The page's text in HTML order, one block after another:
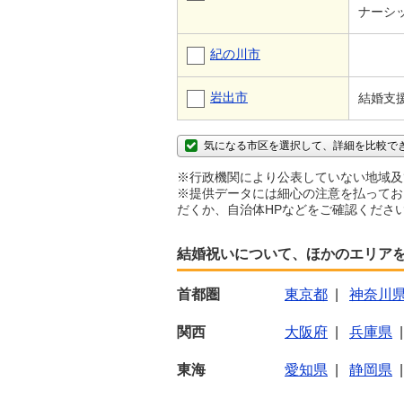
ナーシ
紀の川市
岩出市 結婚支
気になる市区を選択して、詳細を比較で
※行政機関により公表していない地域
※提供データには細心の注意を払って
だくか、自治体HPなどをご確認ください
結婚祝いについて、ほかのエリア
首都圏 東京都 神奈川
関西 大阪府 兵庫県
東海 愛知県 静岡県